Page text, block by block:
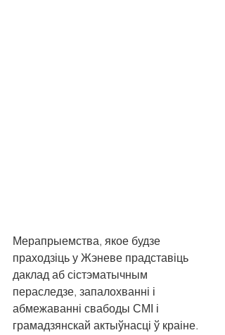
Мерапрыемства, якое будзе
праходзіць у Жэневе прадставіць
даклад аб сістэматычным
пераследзе, запалохванні і
абмежаванні свабоды СМІ і
грамадзянскай актыўнасці ў краіне.